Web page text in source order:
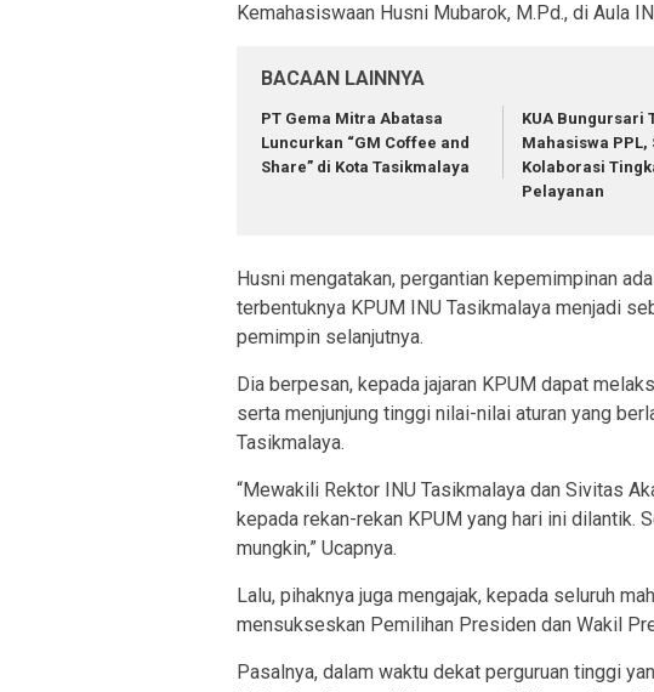
Kemahasiswaan Husni Mubarok, M.Pd., di Aula
BACAAN LAINNYA
PT Gema Mitra Abatasa
Luncurkan “GM Coffee and
Share” di Kota Tasikmalaya
KUA Bungursari
Mahasiswa PPL,
Kolaborasi
Pelayanan
Husni mengatakan, pergantian kepemimpinan
terbentuknya KPUM INU Tasikmalaya menjadi
pemimpin selanjutnya.
Dia berpesan, kepada jajaran KPUM dapat
serta menjunjung tinggi nilai-nilai aturan yang
Tasikmalaya.
“Mewakili Rektor INU Tasikmalaya dan Sivitas
kepada rekan-rekan KPUM yang hari ini dilantik.
mungkin,” Ucapnya.
Lalu, pihaknya juga mengajak, kepada seluruh
mensukseskan Pemilihan Presiden dan Wakil
Pasalnya, dalam waktu dekat perguruan tinggi